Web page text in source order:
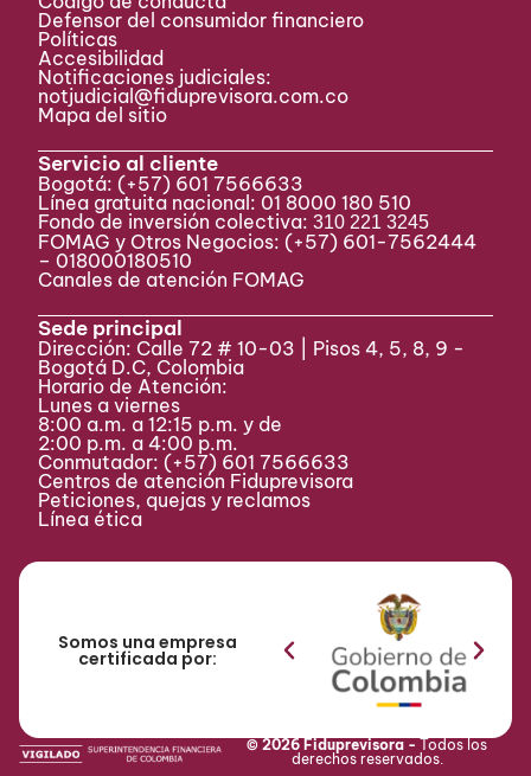
Defensor del consumidor financiero
Políticas
Accesibilidad
Notificaciones judiciales:
notjudicial@fiduprevisora.com.co
Mapa del sitio
Servicio al cliente
Bogotá: (+57) 601 7566633
Línea gratuita nacional: 01 8000 180 510
Fondo de inversión colectiva:310 221 3245
FOMAG y Otros Negocios: (+57) 601-7562444
– 018000180510
Canales de atención FOMAG
Sede principal
Dirección: Calle 72 # 10-03 | Pisos 4, 5, 8, 9 -
Bogotá D.C, Colombia
Horario de Atención:
Lunes a viernes
8:00 a.m. a 12:15 p.m. y de
2:00 p.m. a 4:00 p.m.
Conmutador: (+57) 601 7566633
Centros de atención Fiduprevisora
Peticiones, quejas y reclamos
Línea ética
Somos una empresa
certificada por:
© 2026 Fiduprevisora -Todos los
derechos reservados.